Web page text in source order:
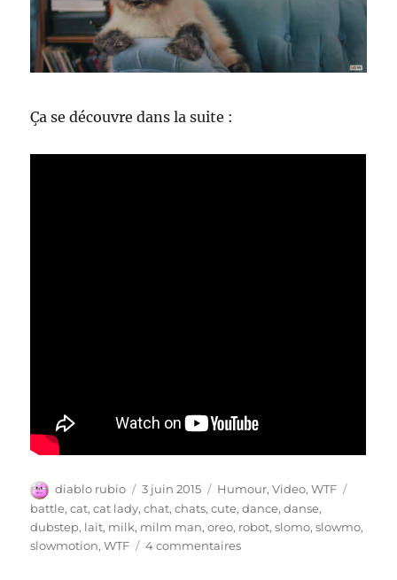
Ça se découvre dans la suite :
Auteur
diablo rubio
Publié
le
3 juin 2015 Catégories
Humour,Video,WTF
battle,cat,cat lady,chat,chats,cute,dance,danse,
dubstep, lait, milk, milm man,oreo, robot,slomo,slowmo,
slowmotion,WTF 4 commentairessur